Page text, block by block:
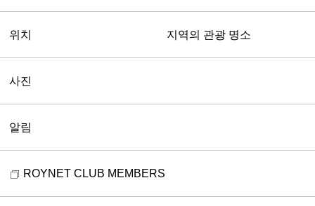
위치 지역의 관광 명소
사진
알림
ROYNET CLUB MEMBERS